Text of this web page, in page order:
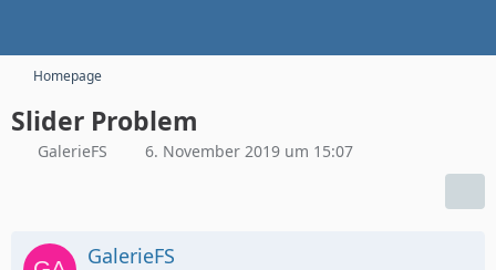
Homepage
Slider Problem
GalerieFS 6. November 2019 um 15:07
GalerieFS